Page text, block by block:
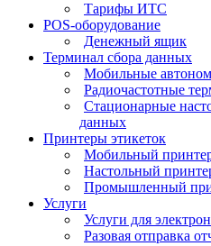
Тарифы ИТС
POS-оборудование
Денежный ящик
Терминал сбора данных
Мобильные
Радиочастотные
Стационарные
данных
Принтеры этикеток
Мобильный
Настольный
Промышленный
Услуги
Услуги для
Разовая отправка